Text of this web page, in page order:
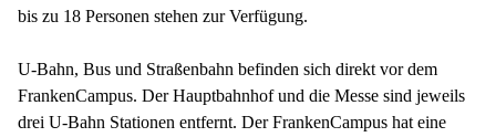
bis zu 18 Personen stehen zur Verfügung.
U-Bahn, Bus und Straßenbahn befinden sich direkt vor dem
FrankenCampus. Der Hauptbahnhof und die Messe sind jeweils
drei U-Bahn Stationen entfernt. Der FrankenCampus hat eine